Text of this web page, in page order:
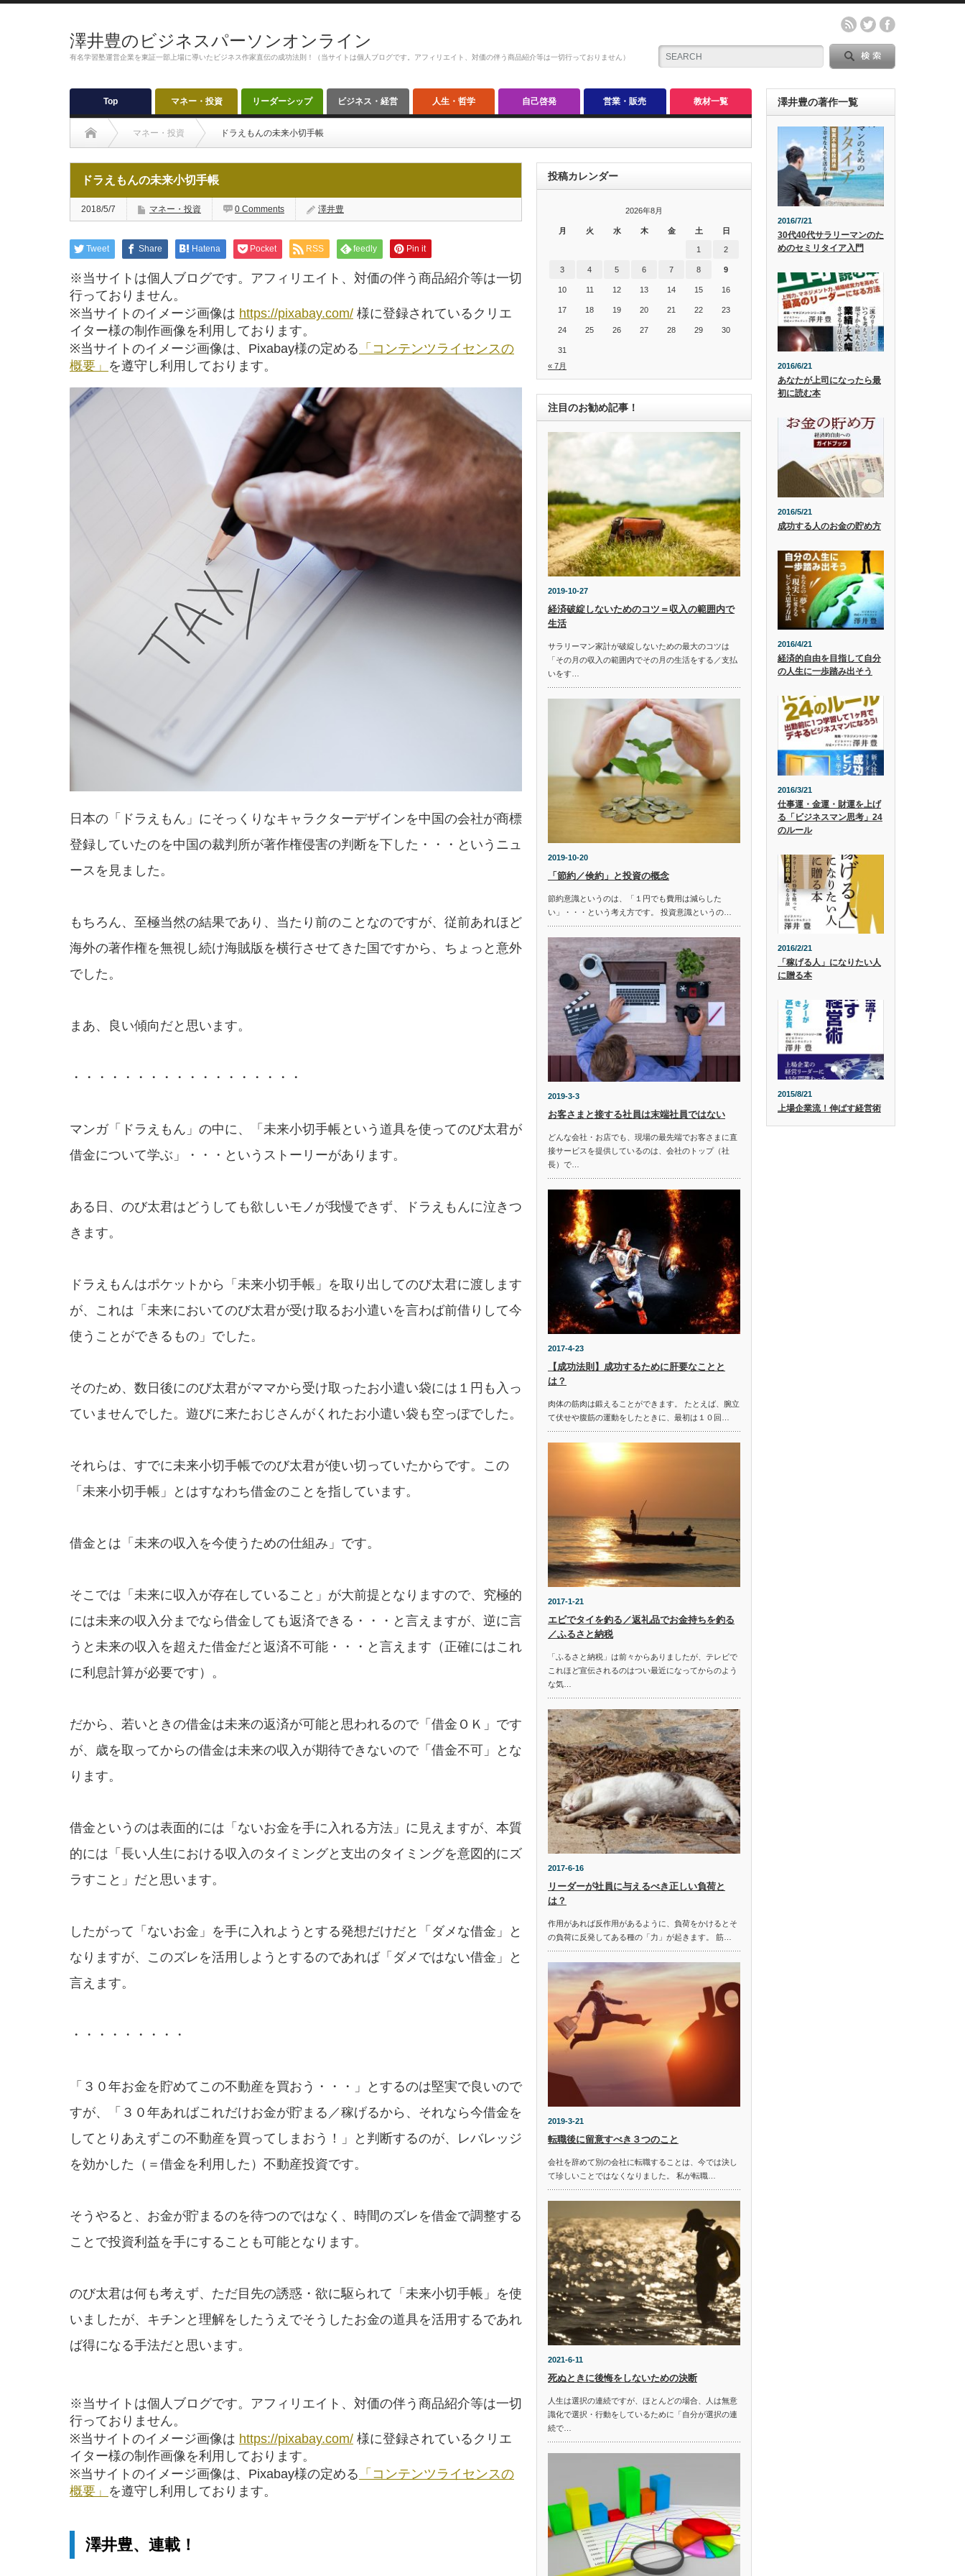
澤井豊のビジネスパーソンオンライン
有名学習塾運営企業を東証一部上場に導いたビジネス作家直伝の成功法則！（当サイトは個人ブログです。アフィリエイト、対価の伴う商品紹介等は一切行っておりません）
Top マネー・投資 リーダーシップ ビジネス・経営 人生・哲学 自己啓発 営業・販売 教材一覧
マネー・投資 ドラえもんの未来小切手帳
ドラえもんの未来小切手帳
2018/5/7 マネー・投資 0 Comments 澤井豊
Tweet Share Hatena Pocket RSS feedly Pin it
※当サイトは個人ブログです。アフィリエイト、対価の伴う商品紹介等は一切
行っておりません。
※当サイトのイメージ画像は https://pixabay.com/ 様に登録されているクリエ
イター様の制作画像を利用しております。
※当サイトのイメージ画像は、Pixabay様の定める 「コンテンツライセンスの
概要」 を遵守し利用しております。
日本の「ドラえもん」にそっくりなキャラクターデザインを中国の会社が商標
登録していたのを中国の裁判所が著作権侵害の判断を下した・・・というニュ
ースを見ました。
もちろん、至極当然の結果であり、当たり前のことなのですが、従前あれほど
海外の著作権を無視し続け海賊版を横行させてきた国ですから、ちょっと意外
でした。
まあ、良い傾向だと思います。
・・・・・・・・・・・・・・・・・・
マンガ「ドラえもん」の中に、「未来小切手帳という道具を使ってのび太君が
借金について学ぶ」・・・というストーリーがあります。
ある日、のび太君はどうしても欲しいモノが我慢できず、ドラえもんに泣きつ
きます。
ドラえもんはポケットから「未来小切手帳」を取り出してのび太君に渡します
が、これは「未来においてのび太君が受け取るお小遣いを言わば前借りして今
使うことができるもの」でした。
そのため、数日後にのび太君がママから受け取ったお小遣い袋には１円も入っ
ていませんでした。遊びに来たおじさんがくれたお小遣い袋も空っぽでした。
それらは、すでに未来小切手帳でのび太君が使い切っていたからです。この
「未来小切手帳」とはすなわち借金のことを指しています。
借金とは「未来の収入を今使うための仕組み」です。
そこでは「未来に収入が存在していること」が大前提となりますので、究極的
には未来の収入分までなら借金しても返済できる・・・と言えますが、逆に言
うと未来の収入を超えた借金だと返済不可能・・・と言えます（正確にはこれ
に利息計算が必要です）。
だから、若いときの借金は未来の返済が可能と思われるので「借金ＯＫ」です
が、歳を取ってからの借金は未来の収入が期待できないので「借金不可」とな
ります。
借金というのは表面的には「ないお金を手に入れる方法」に見えますが、本質
的には「長い人生における収入のタイミングと支出のタイミングを意図的にズ
ラすこと」だと思います。
したがって「ないお金」を手に入れようとする発想だけだと「ダメな借金」と
なりますが、このズレを活用しようとするのであれば「ダメではない借金」と
言えます。
・・・・・・・・・
「３０年お金を貯めてこの不動産を買おう・・・」とするのは堅実で良いので
すが、「３０年あればこれだけお金が貯まる／稼げるから、それなら今借金を
してとりあえずこの不動産を買ってしまおう！」と判断するのが、レバレッジ
を効かした（＝借金を利用した）不動産投資です。
そうやると、お金が貯まるのを待つのではなく、時間のズレを借金で調整する
ことで投資利益を手にすることも可能となります。
のび太君は何も考えず、ただ目先の誘惑・欲に駆られて「未来小切手帳」を使
いましたが、キチンと理解をしたうえでそうしたお金の道具を活用するであれ
ば得になる手法だと思います。
※当サイトは個人ブログです。アフィリエイト、対価の伴う商品紹介等は一切
行っておりません。
※当サイトのイメージ画像は https://pixabay.com/ 様に登録されているクリエ
イター様の制作画像を利用しております。
※当サイトのイメージ画像は、Pixabay様の定める 「コンテンツライセンスの
概要」 を遵守し利用しております。
澤井豊、連載！
投稿カレンダー
2026年8月
月 火 水 木 金 土 日
1 2
3 4 5 6 7 8 9
10 11 12 13 14 15 16
17 18 19 20 21 22 23
24 25 26 27 28 29 30
31
« 7月
注目のお勧め記事！
2019-10-27
経済破綻しないためのコツ＝収入の範囲内で
生活
サラリーマン家計が破綻しないための最大のコツは
「その月の収入の範囲内でその月の生活をする／支払
いをす…
2019-10-20
「節約／倹約」と投資の概念
節約意識というのは、「１円でも費用は減らした
い」・・・という考え方です。 投資意識というの…
2019-3-3
お客さまと接する社員は末端社員ではない
どんな会社・お店でも、現場の最先端でお客さまに直
接サービスを提供しているのは、会社のトップ（社
長）で…
2017-4-23
【成功法則】成功するために肝要なことと
は？
肉体の筋肉は鍛えることができます。 たとえば、腕立
て伏せや腹筋の運動をしたときに、最初は１０回…
2017-1-21
エビでタイを釣る／返礼品でお金持ちを釣る
／ふるさと納税
「ふるさと納税」は前々からありましたが、テレビで
これほど宣伝されるのはつい最近になってからのよう
な気…
2017-6-16
リーダーが社員に与えるべき正しい負荷と
は？
作用があれば反作用があるように、負荷をかけるとそ
の負荷に反発してある種の「力」が起きます。 筋…
2019-3-21
転職後に留意すべき３つのこと
会社を辞めて別の会社に転職することは、今では決し
て珍しいことではなくなりました。 私が転職…
2021-6-11
死ぬときに後悔をしないための決断
人生は選択の連続ですが、ほとんどの場合、人は無意
識化で選択・行動をしているために「自分が選択の連
続で…
澤井豊の著作一覧
2016/7/21
30代40代サラリーマンのた
めのセミリタイア入門
2016/6/21
あなたが上司になったら最
初に読む本
2016/5/21
成功する人のお金の貯め方
2016/4/21
経済的自由を目指して自分
の人生に一歩踏み出そう
2016/3/21
仕事運・金運・財運を上げ
る「ビジネスマン思考」24
のルール
2016/2/21
「稼げる人」になりたい人
に贈る本
2015/8/21
上場企業流！伸ばす経営術